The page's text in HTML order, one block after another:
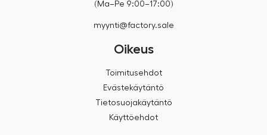
(Ma–Pe 9:00–17:00)
myynti@factory.sale
Oikeus
Toimitusehdot
Evästekäytäntö
Tietosuojakäytäntö
Käyttöehdot